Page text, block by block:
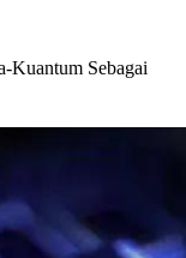
Kuantum Sebagai